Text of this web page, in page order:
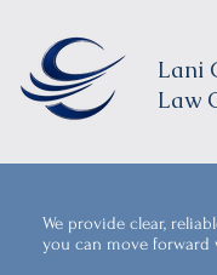
We provide clear,
you can move forward
Lani
Law